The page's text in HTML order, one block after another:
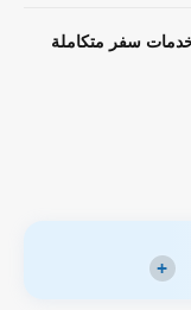
سفر متكاملة
+